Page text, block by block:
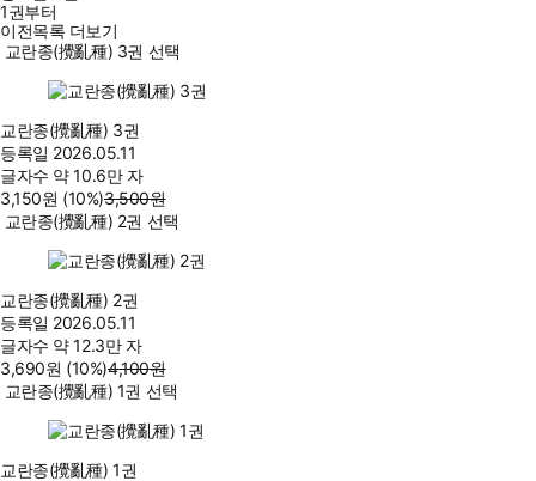
1권부터
이전목록 더보기
교란종(攪亂種) 3권 선택
교란종(攪亂種) 3권
등록일 2026.05.11
글자수 약 10.6만 자
3,150원 (10%)3,500원
교란종(攪亂種) 2권 선택
교란종(攪亂種) 2권
등록일 2026.05.11
글자수 약 12.3만 자
3,690원 (10%)4,100원
교란종(攪亂種) 1권 선택
교란종(攪亂種) 1권